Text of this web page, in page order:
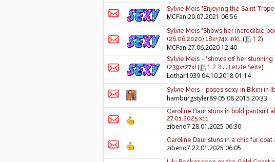
Sylvie Meis "Enjoying the Saint
MCFan 20.07.2021 06:56
Sylvie Meis "Shows her incredible
(26.06.2020) 18x+74x inkl. ( 1 2)
MCFan 27.06.2020 12:40
Sylvie Meis - "shows off her
(239x+27x) ( 1 23 ... Letzte Seite)
Lothar1939 04.10.2018 01:14
Sylvie Meis - poses sexy in Bikini in
hamburgstyler89 05.08.2015 20:33
Caroline Daur stuns in bold pantsuit
27.01.2025 x11
zibeno7 28.01.2025 06:30
Caroline Daur stuns in a chic fur
zibeno7 22.01.2025 06:05